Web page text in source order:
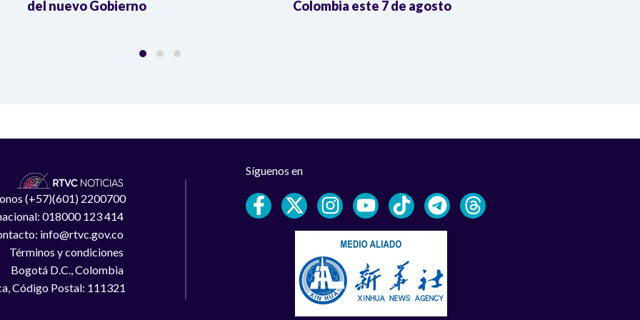
del nuevo Gobierno Colombia este 7 de agosto
(+57)(601) 2200700
018000 123 414
info@rtvc.gov.co
Términos y condiciones
Bogotá D.C., Colombia
Código Postal: 111321
Síguenos en